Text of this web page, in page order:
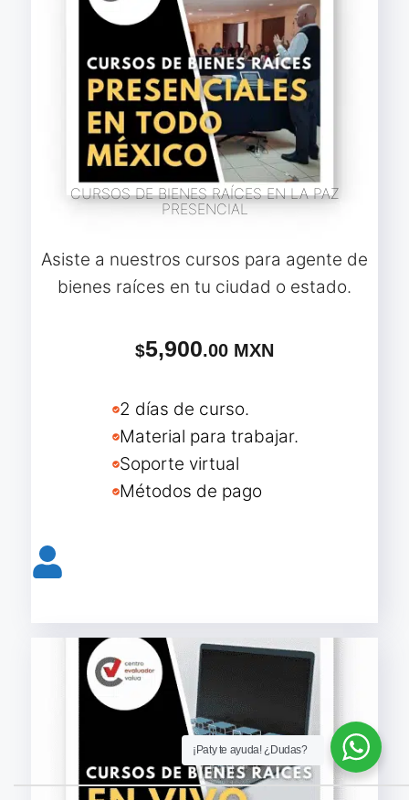
CURSOS DE BIENES RAÍCES EN LA PAZ
PRESENCIAL
Asiste a nuestros cursos para agente de
bienes raíces en tu ciudad o estado.
$5,900.00 MXN
2 días de curso.
Material para trabajar.
Soporte virtual
Métodos de pago
¡Paty te ayuda! ¿Dudas?